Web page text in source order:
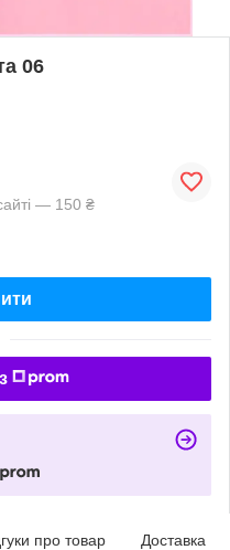
06
— 150 ₴
про товар Доставка